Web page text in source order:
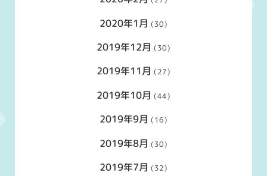
2020年1月 (30)
2019年12月 (30)
2019年11月 (27)
2019年10月 (44)
2019年9月 (16)
2019年8月 (30)
2019年7月 (32)